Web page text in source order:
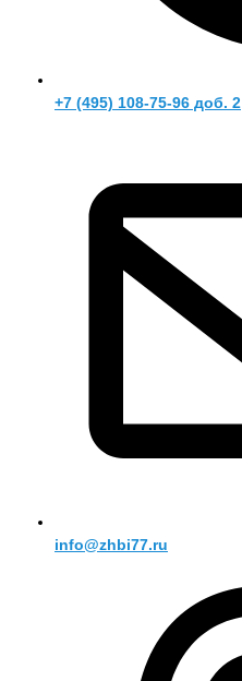
+7 (495) 108-75-96 доб. 2
info@zhbi77.ru